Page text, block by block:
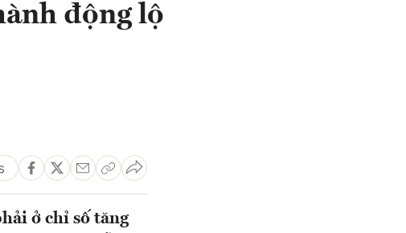
động lộ
ở chỉ số tăng